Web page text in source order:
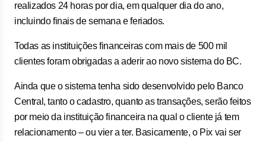
realizados 24 horas por dia, em qualquer dia do ano,
incluindo finais de semana e feriados.
Todas as instituições financeiras com mais de 500 mil
clientes foram obrigadas a aderir ao novo sistema do BC.
Ainda que o sistema tenha sido desenvolvido pelo Banco
Central, tanto o cadastro, quanto as transações, serão feitos
por meio da instituição financeira na qual o cliente já tem
relacionamento – ou vier a ter. Basicamente, o Pix vai ser